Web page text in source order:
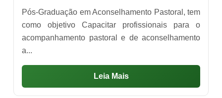
Pós-Graduação em Aconselhamento Pastoral, tem
como objetivo Capacitar profissionais para o
acompanhamento pastoral e de aconselhamento
a...
Leia Mais